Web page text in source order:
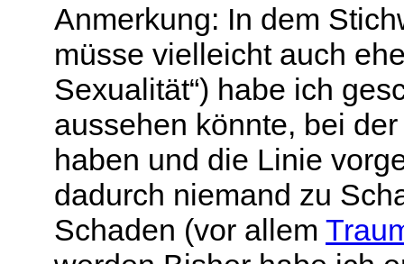
Anmerkung: In dem
müsse vielleicht auch
Sexualität“) habe ich
aussehen könnte, bei
haben und die Linie
dadurch niemand zu
Schaden (vor allem